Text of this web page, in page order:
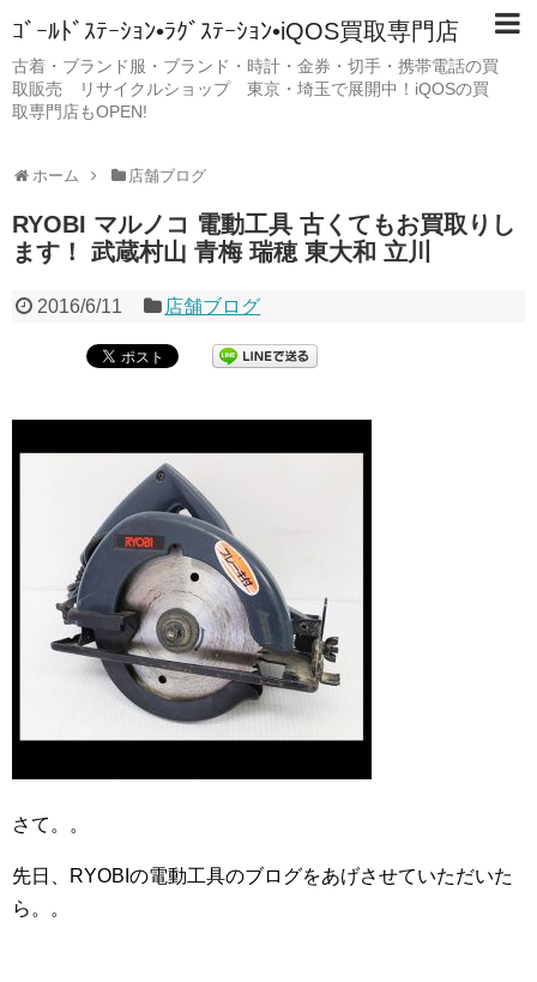
ｺﾞｰﾙﾄﾞｽﾃｰｼｮﾝ•ﾗｸﾞｽﾃｰｼｮﾝ•iQOS買取専門店
古着・ブランド服・ブランド・時計・金券・切手・携帯電話の買
取販売 リサイクルショップ 東京・埼玉で展開中！iQOSの買
取専門店もOPEN!
ホーム 店舗ブログ
RYOBI マルノコ 電動工具 古くてもお買取りし
ます！ 武蔵村山 青梅 瑞穂 東大和 立川
2016/6/11 店舗ブログ
さて。。
先日、RYOBIの電動工具のブログをあげさせていただいた
ら。。